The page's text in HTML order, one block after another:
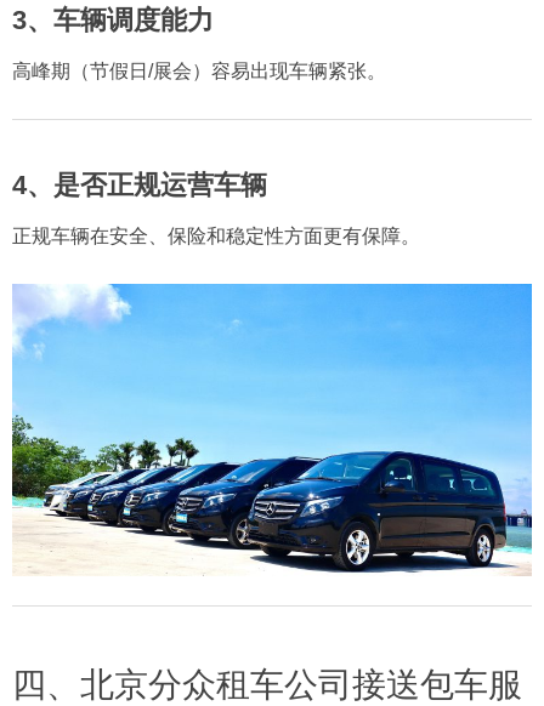
3、车辆调度能力
高峰期（节假日/展会）容易出现车辆紧张。
4、是否正规运营车辆
正规车辆在安全、保险和稳定性方面更有保障。
四、北京分众租车公司接送包车服